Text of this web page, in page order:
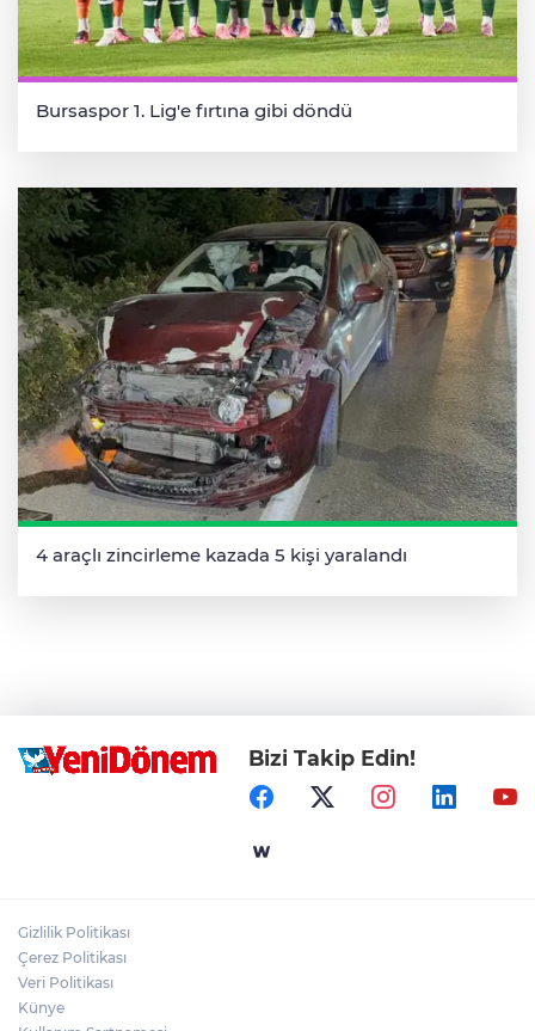
Bursaspor 1. Lig'e fırtına gibi döndü
4 araçlı zincirleme kazada 5 kişi yaralandı
Bizi Takip Edin!
Gizlilik Politikası
Çerez Politikası
Veri Politikası
Künye